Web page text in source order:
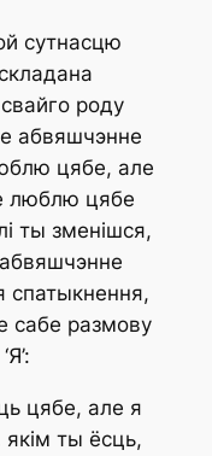
сутнасцю
роду
абвяшчэнне
цябе, але
люблю цябе
ты зменішся,
спатыкнення,
сабе размову
цябе, але я
ты ёсць,